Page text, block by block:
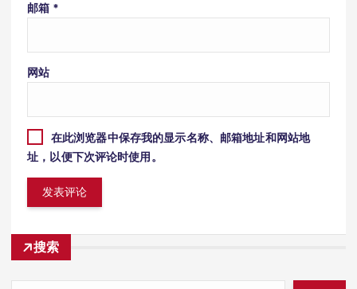
邮箱 *
网站
在此浏览器中保存我的显示名称、邮箱地址和网站地
址，以便下次评论时使用。
搜索